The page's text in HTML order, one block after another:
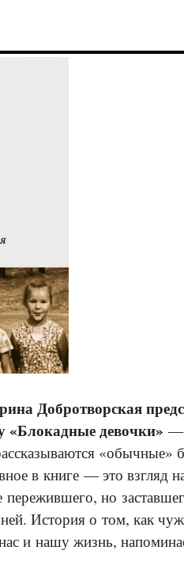
Добротворская
«Блокадные девочки» —
«обычные»
в книге — это взгляд
пережившего, но
История о том, как
и нашу жизнь,